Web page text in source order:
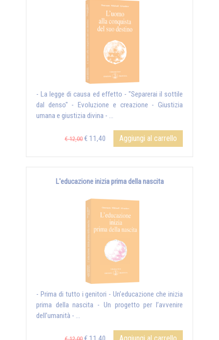
- La legge di causa ed effetto - "Separerai il sottile
dal denso" - Evoluzione e creazione - Giustizia
umana e giustizia divina - ...
€ 12,00 € 11,40 Aggiungi al carrello
L'educazione inizia prima della nascita
- Prima di tutto i genitori - Un’educazione che inizia
prima della nascita - Un progetto per l’avvenire
dell’umanità - ...